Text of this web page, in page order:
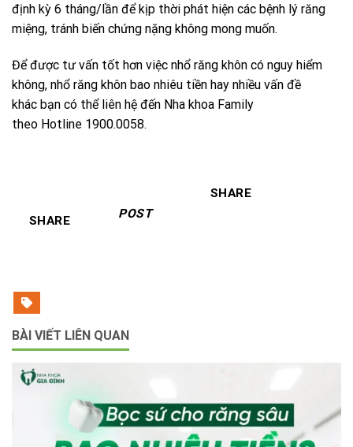
định kỳ 6 tháng/lần để kịp thời phát hiện các bệnh lý răng
miệng, tránh biến chứng nặng không mong muốn.
Để được tư vấn tốt hơn việc nhổ răng khôn có nguy hiểm
không, nhổ răng khôn bao nhiêu tiền hay nhiều vấn đề
khác bạn có thể liên hệ đến Nha khoa Family
theo Hotline 1900.0058.
SHARE
POST
SHARE
BÀI VIẾT LIÊN QUAN